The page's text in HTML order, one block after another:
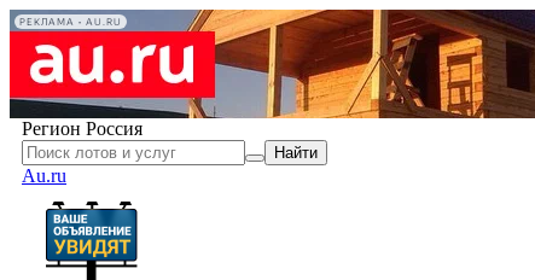
РЕКЛАМА • AU.RU
Регион Россия
Найти
Au.ru